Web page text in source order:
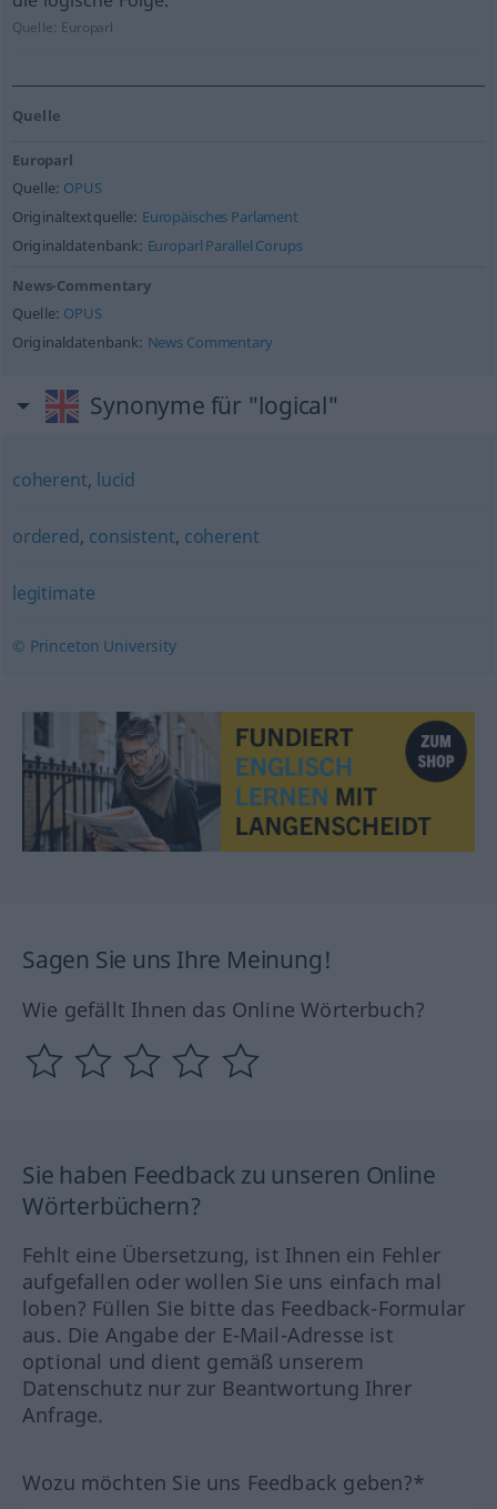
Quelle: Europarl
Quelle
Europarl
Quelle: OPUS
Originaltextquelle: Europäisches Parlament
Originaldatenbank: Europarl Parallel Corups
News-Commentary
Quelle: OPUS
Originaldatenbank: News Commentary
Synonyme für "logical"
coherent, lucid
ordered, consistent, coherent
legitimate
© Princeton University
Sagen Sie uns Ihre Meinung!
Wie gefällt Ihnen das Online Wörterbuch?
Sie haben Feedback zu unseren Online
Wörterbüchern?
Fehlt eine Übersetzung, ist Ihnen ein Fehler
aufgefallen oder wollen Sie uns einfach mal
loben? Füllen Sie bitte das Feedback-Formular
aus. Die Angabe der E-Mail-Adresse ist
optional und dient gemäß unserem
Datenschutz nur zur Beantwortung Ihrer
Anfrage.
Wozu möchten Sie uns Feedback geben?*